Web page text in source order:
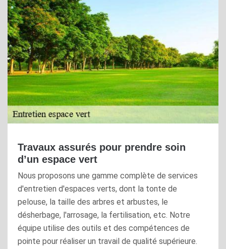
Travaux assurés pour prendre soin
d’un espace vert
Nous proposons une gamme complète de services
d'entretien d'espaces verts, dont la tonte de
pelouse, la taille des arbres et arbustes, le
désherbage, l'arrosage, la fertilisation, etc. Notre
équipe utilise des outils et des compétences de
pointe pour réaliser un travail de qualité supérieure.